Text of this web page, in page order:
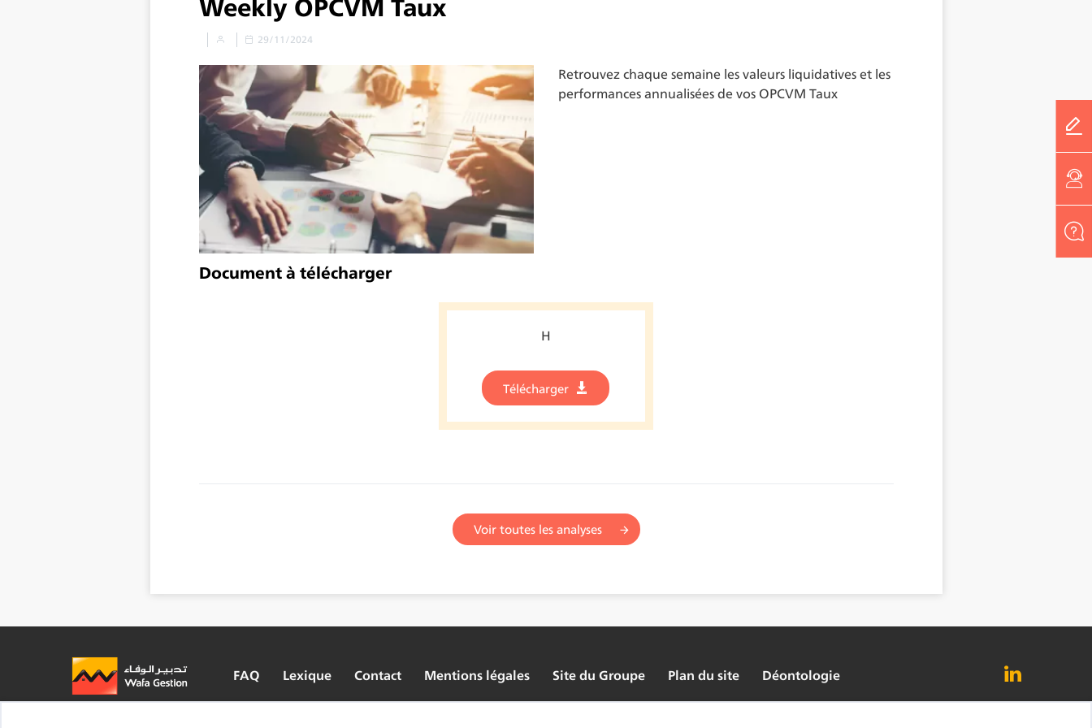
Weekly OPCVM Taux
29/11/2024
Retrouvez chaque semaine les valeurs liquidatives et les
performances annualisées de vos OPCVM Taux
Document à télécharger
H
Télécharger
Voir toutes les analyses
FAQ Lexique Contact Mentions légales Site du Groupe Plan du site Déontologie